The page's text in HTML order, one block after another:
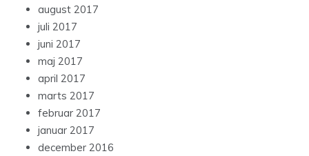
august 2017
juli 2017
juni 2017
maj 2017
april 2017
marts 2017
februar 2017
januar 2017
december 2016